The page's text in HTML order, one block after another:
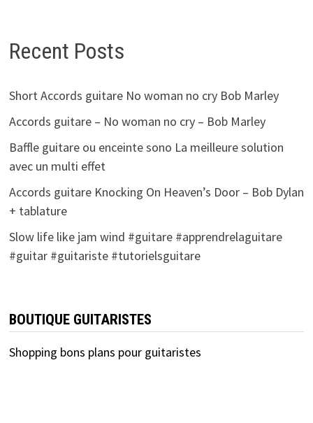
Recent Posts
Short Accords guitare No woman no cry Bob Marley
Accords guitare – No woman no cry – Bob Marley
Baffle guitare ou enceinte sono La meilleure solution
avec un multi effet
Accords guitare Knocking On Heaven’s Door – Bob Dylan
+ tablature
Slow life like jam wind #guitare #apprendrelaguitare
#guitar #guitariste #tutorielsguitare
BOUTIQUE GUITARISTES
Shopping bons plans pour guitaristes